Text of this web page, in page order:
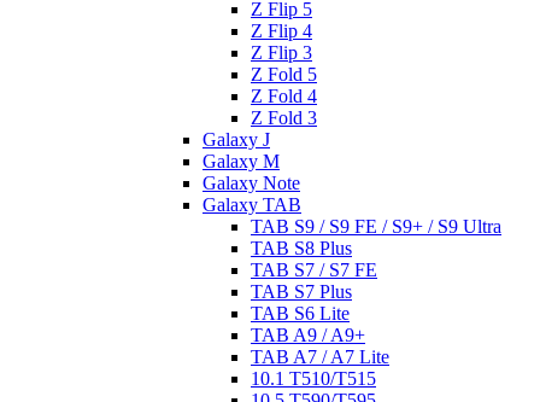
Z Flip 5
Z Flip 4
Z Flip 3
Z Fold 5
Z Fold 4
Z Fold 3
Galaxy J
Galaxy M
Galaxy Note
Galaxy TAB
TAB S9 / S9 FE / S9+ / S9 Ultra
TAB S8 Plus
TAB S7 / S7 FE
TAB S7 Plus
TAB S6 Lite
TAB A9 / A9+
TAB A7 / A7 Lite
10.1 T510/T515